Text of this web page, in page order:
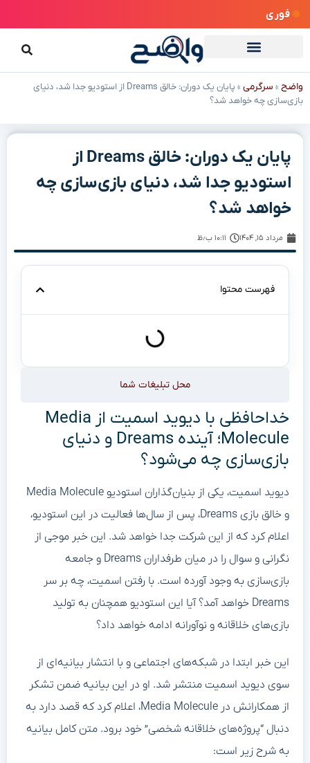
فوری
واضح » سرگرمی »
پایان یک دوران: خالق Dreams از استودیو جدا شد، دنیای
بازی‌سازی چه خواهد شد؟
پایان یک دوران: خالق Dreams از
استودیو جدا شد، دنیای بازی‌سازی چه
خواهد شد؟
مرداد ۱۵, ۱۴۰۴ ۱۰:۱۱ ب٫ظ
فهرست محتوا
محل تبلیغات شما
خداحافظی با دیوید اسمیت از Media
Molecule؛ آینده Dreams و دنیای
بازی‌سازی چه می‌شود؟
دیوید اسمیت، یکی از بنیان‌گذاران استودیو Media Molecule
و خالق بازی Dreams، پس از سال‌ها فعالیت در این استودیو،
اعلام کرد که از این شرکت جدا خواهد شد. این خبر موجی از
نگرانی و سوال را در میان طرفداران Dreams و جامعه
بازی‌سازی به وجود آورده است. با رفتن اسمیت، چه بر سر
Dreams خواهد آمد؟ آیا این استودیو همچنان به تولید
بازی‌های خلاقانه و نوآورانه ادامه خواهد داد؟
این خبر ابتدا در شبکه‌های اجتماعی و با انتشار بیانیه‌ای از
سوی دیوید اسمیت منتشر شد. او در این بیانیه ضمن تشکر
از همکارانش در Media Molecule، اعلام کرد که قصد دارد به
دنبال “پروژه‌های خلاقانه شخصی” خود برود. متن کامل بیانیه
به شرح زیر است: